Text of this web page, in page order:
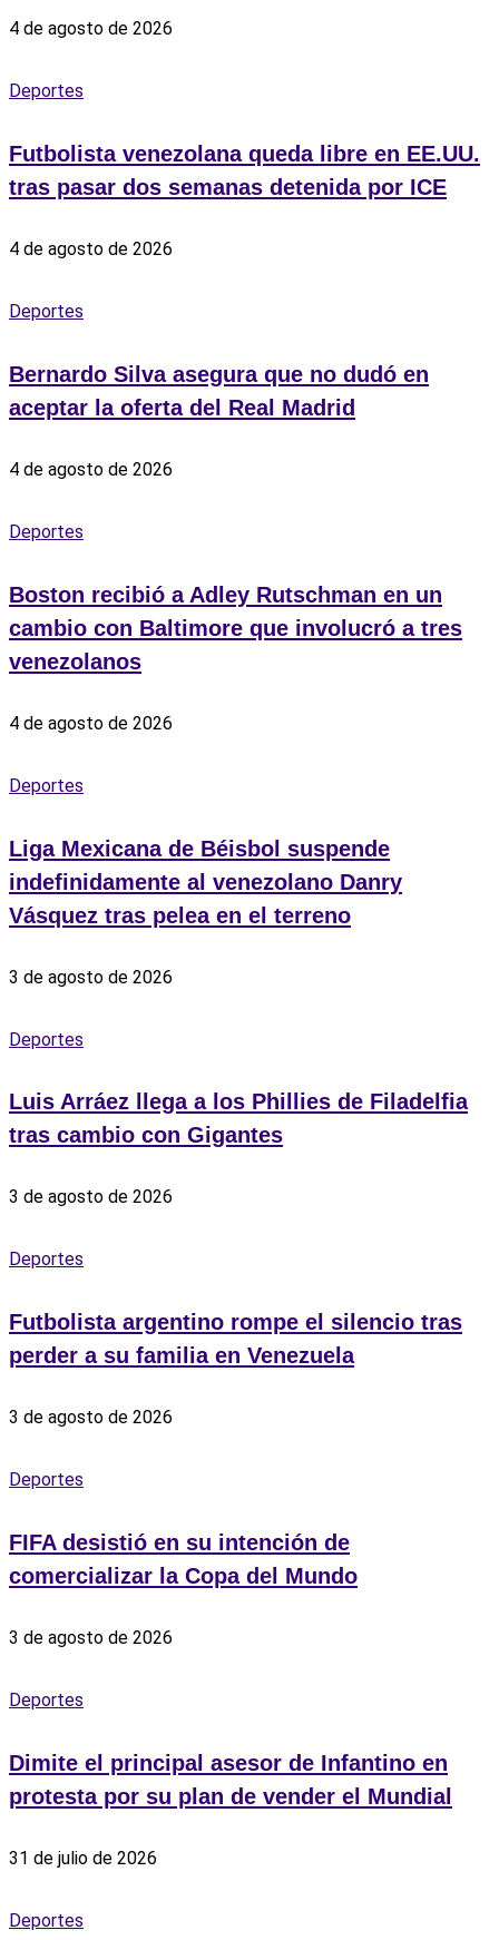
4 de agosto de 2026
Deportes
Futbolista venezolana queda libre en EE.UU.
tras pasar dos semanas detenida por ICE
4 de agosto de 2026
Deportes
Bernardo Silva asegura que no dudó en
aceptar la oferta del Real Madrid
4 de agosto de 2026
Deportes
Boston recibió a Adley Rutschman en un
cambio con Baltimore que involucró a tres
venezolanos
4 de agosto de 2026
Deportes
Liga Mexicana de Béisbol suspende
indefinidamente al venezolano Danry
Vásquez tras pelea en el terreno
3 de agosto de 2026
Deportes
Luis Arráez llega a los Phillies de Filadelfia
tras cambio con Gigantes
3 de agosto de 2026
Deportes
Futbolista argentino rompe el silencio tras
perder a su familia en Venezuela
3 de agosto de 2026
Deportes
FIFA desistió en su intención de
comercializar la Copa del Mundo
3 de agosto de 2026
Deportes
Dimite el principal asesor de Infantino en
protesta por su plan de vender el Mundial
31 de julio de 2026
Deportes